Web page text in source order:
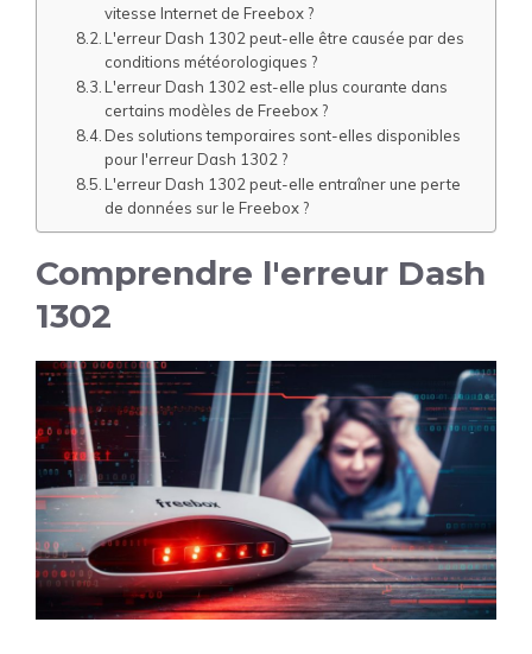
vitesse Internet de Freebox ?
L'erreur Dash 1302 peut-elle être causée par des
conditions météorologiques ?
L'erreur Dash 1302 est-elle plus courante dans
certains modèles de Freebox ?
Des solutions temporaires sont-elles disponibles
pour l'erreur Dash 1302 ?
L'erreur Dash 1302 peut-elle entraîner une perte
de données sur le Freebox ?
Comprendre l'erreur Dash
1302